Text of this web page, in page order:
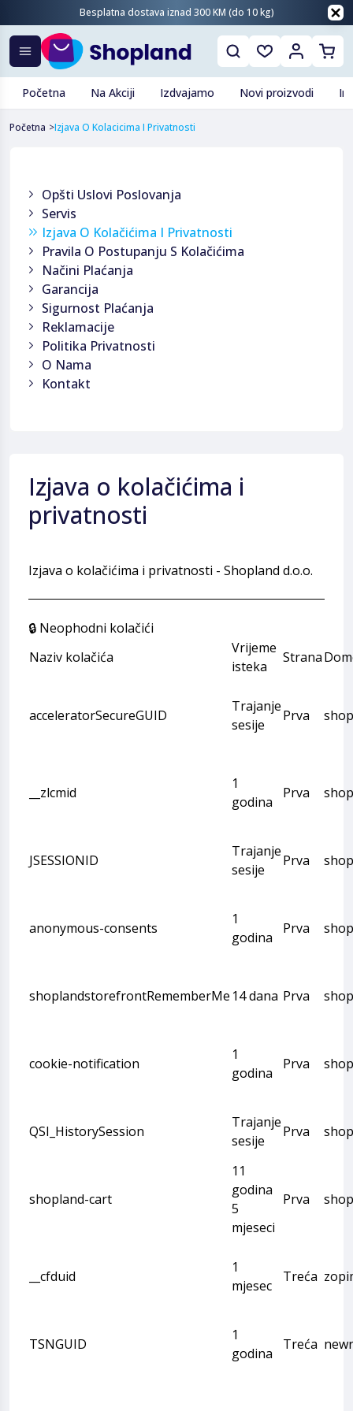
Besplatna dostava iznad 300 KM (do 10 kg)
Početna Na Akciji Izdvajamo Novi proizvodi
Početna >Izjava O Kolacicima I Privatnosti
Opšti Uslovi Poslovanja
Servis
Izjava O Kolačićima I Privatnosti
Pravila O Postupanju S Kolačićima
Načini Plaćanja
Garancija
Sigurnost Plaćanja
Reklamacije
Politika Privatnosti
O Nama
Kontakt
Izjava o kolačićima i
privatnosti
Izjava o kolačićima i privatnosti - Shopland d.o.o.
🔒 Neophodni kolačići
Naziv kolačića
Vrijeme
isteka
Strana
acceleratorSecureGUID
Trajanje
sesije
Prva
__zlcmid
1
godina
Prva
JSESSIONID
Trajanje
sesije
Prva
anonymous-consents
1
godina
Prva
shoplandstorefrontRememberMe 14 dana Prva
cookie-notification
1
godina
Prva
QSI_HistorySession
Trajanje
sesije
Prva
shopland-cart
11
godina
5
mjeseci
Prva
__cfduid
1
mjesec
Treća
TSNGUID
1
godina
Treća